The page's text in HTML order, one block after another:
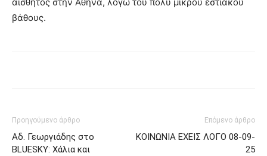
αισθητός στην Αθήνα, λόγω του πολύ μικρού εστιακού
βάθους.
Προηγούμενο άρθρο
Αδ. Γεωργιάδης στο
BLUESKY: Χάλια και
Επόμενο άρθρο
ΚΟΙΝΩΝΙΑ ΕΧΕΙΣ ΛΟΓΟ 08-09-
25